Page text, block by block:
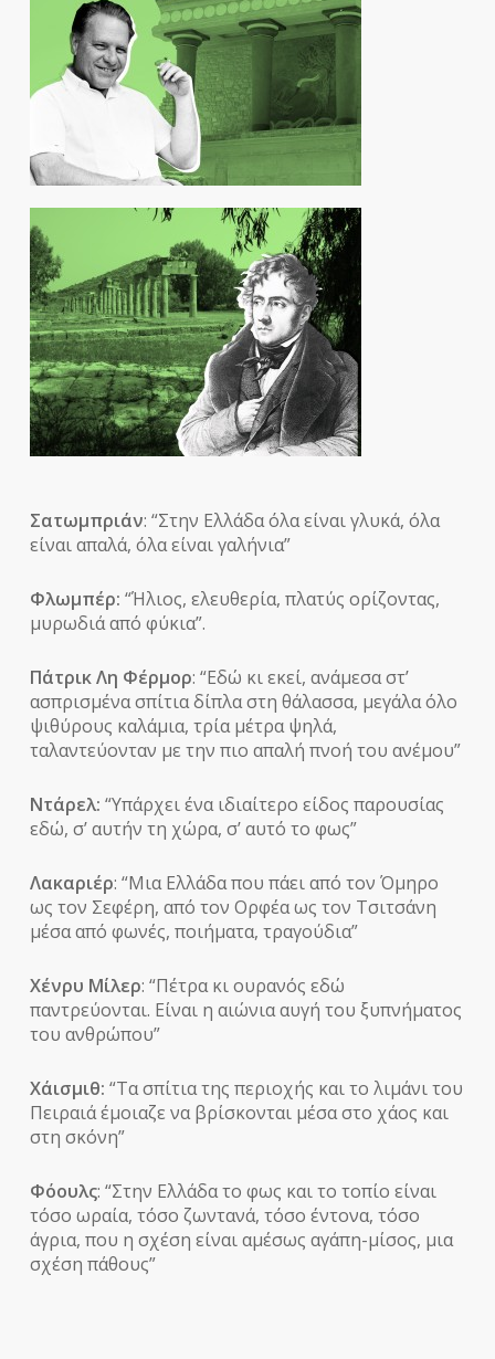
Σατωμπριάν: “Στην Ελλάδα όλα είναι γλυκά, όλα
είναι απαλά, όλα είναι γαλήνια”
Φλωμπέρ: “Ήλιος, ελευθερία, πλατύς ορίζοντας,
μυρωδιά από φύκια”.
Πάτρικ Λη Φέρμορ: “Εδώ κι εκεί, ανάµεσα στ’
ασπρισµένα σπίτια δίπλα στη θάλασσα, µεγάλα όλο
ψιθύρους καλάµια, τρία µέτρα ψηλά,
ταλαντεύονταν µε την πιο απαλή πνοή του ανέµου”
Ντάρελ: “Υπάρχει ένα ιδιαίτερο είδος παρουσίας
εδώ, σ’ αυτήν τη χώρα, σ’ αυτό το φως”
Λακαριέρ: “Μια Ελλάδα που πάει από τον Όμηρο
ως τον Σεφέρη, από τον Ορφέα ως τον Τσιτσάνη
μέσα από φωνές, ποιήματα, τραγούδια”
Χένρυ Μίλερ: “Πέτρα κι ουρανός εδώ
παντρεύονται. Είναι η αιώνια αυγή του ξυπνήματος
του ανθρώπου”
Χάισμιθ: “Τα σπίτια της περιοχής και το λιμάνι του
Πειραιά έμοιαζε να βρίσκονται μέσα στο χάος και
στη σκόνη”
Φόουλς: “Στην Ελλάδα το φως και το τοπίο είναι
τόσο ωραία, τόσο ζωντανά, τόσο έντονα, τόσο
άγρια, που η σχέση είναι αμέσως αγάπη-μίσος, μια
σχέση πάθους”